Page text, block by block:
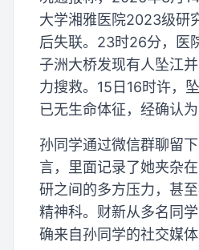
大学湘雅医院2023级研
后失联。23时26分，医
子洲大桥发现有人坠江
力搜救。15日16时许，
已无生命体征，经确认为
孙同学通过微信群聊留
言，里面记录了她夹杂
研之间的多方压力，甚
精神科。财新从多名同
确来自孙同学的社交媒体